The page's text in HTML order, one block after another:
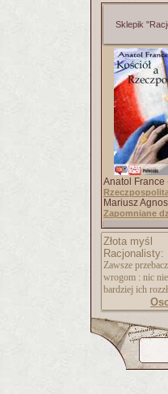
Sklepik
Anatol France
Mariusz
Zapomniane
Złota myśl
Racjonalisty:
Zawsze
wrogom : nic nie
bardziej ich